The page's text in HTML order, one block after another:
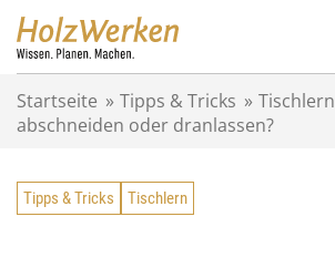
Startseite » Tipps & Tricks » Tischlern
abschneiden oder dranlassen?
Tipps & Tricks Tischlern